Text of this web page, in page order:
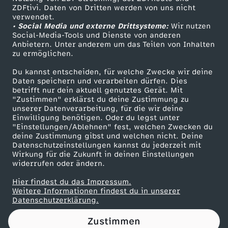
ZDFtivi. Daten von Dritten werden von uns nicht
verwendet.
• Social Media und externe Drittsysteme:Wir nutzen
Social-Media-Tools und Dienste von anderen
Anbietern. Unter anderem um das Teilen von Inhalten
zu ermöglichen.
Du kannst entscheiden, für welche Zwecke wir deine
Daten speichern und verarbeiten dürfen. Dies
betrifft nur dein aktuell genutztes Gerät. Mit
"Zustimmen" erklärst du deine Zustimmung zu
unserer Datenverarbeitung, für die wir deine
Einwilligung benötigen. Oder du legst unter
"Einstellungen/Ablehnen" fest, welchen Zwecken du
deine Zustimmung gibst und welchen nicht. Deine
Datenschutzeinstellungen kannst du jederzeit mit
Wirkung für die Zukunft in deinen Einstellungen
widerrufen oder ändern.
Hier findest du das Impressum.
Weitere Informationen findest du in unserer
Datenschutzerklärung.
Zustimmen
h
i
c
h
t
e
d
e
r
ZDF Unternehmen
Karriere
ZDF goes Schule
Werbefernsehen
Mainzelmännchen
Partner